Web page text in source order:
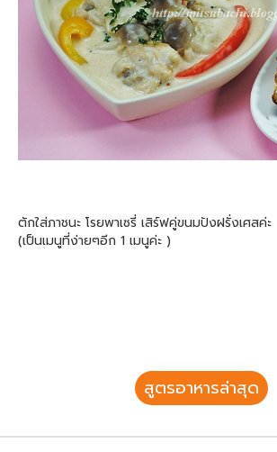
ตักใส่ภาชนะ โรยพาเซรี่ เสิร์ฟคู่ขนมปังฝรั่งเศสค่ะ
(เป็นเมนูที่ง่ายๆอีก 1 เมนูค่ะ )
สูตรอาหารล่าสุด